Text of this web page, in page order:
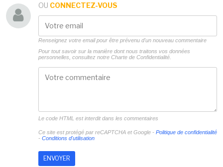
OU CONNECTEZ-VOUS
Renseignez votre email pour être prévenu d'un nouveau commentaire
Pour tout savoir sur la manière dont nous traitons vos données
personnelles, consultez notre Charte de Confidentialité.
Le code HTML est interdit dans les commentaires
Ce site est protégé par reCAPTCHA et Google - Politique de confidentialité
- Conditions d'utilisation